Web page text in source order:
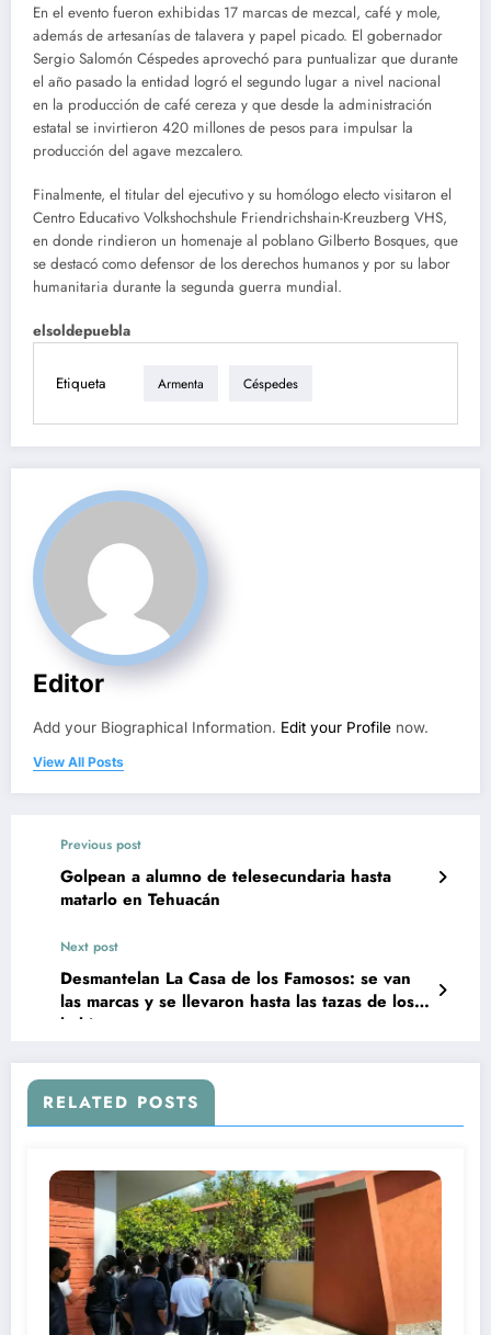
En el evento fueron exhibidas 17 marcas de mezcal, café y mole,
además de artesanías de talavera y papel picado. El gobernador
Sergio Salomón Céspedes aprovechó para puntualizar que durante
el año pasado la entidad logró el segundo lugar a nivel nacional
en la producción de café cereza y que desde la administración
estatal se invirtieron 420 millones de pesos para impulsar la
producción del agave mezcalero.
Finalmente, el titular del ejecutivo y su homólogo electo visitaron el
Centro Educativo Volkshochshule Friendrichshain-Kreuzberg VHS,
en donde rindieron un homenaje al poblano Gilberto Bosques, que
se destacó como defensor de los derechos humanos y por su labor
humanitaria durante la segunda guerra mundial.
elsoldepuebla
Etiqueta Armenta Céspedes
Editor
Add your Biographical Information. Edit your Profile now.
View All Posts
Previous post
Golpean a alumno de telesecundaria hasta
matarlo en Tehuacán
Next post
Desmantelan La Casa de los Famosos: se van
las marcas y se llevaron hasta las tazas de los
habitantes
RELATED POSTS